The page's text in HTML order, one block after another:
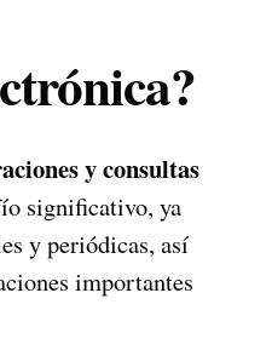
y consultas
significativo, ya
y periódicas, así
importantes